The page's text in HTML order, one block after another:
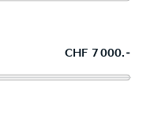
CHF 7 000.–